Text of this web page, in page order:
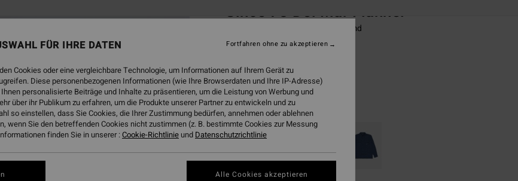
Since 73 Del Mar Flannel
Männer Beige Langärmliges Hemd
(2 Bewertungen)
€ 69,95
FarbeChino
FÜR IHRE DATEN
Cookies oder eine vergleichbare Technologie, um Informationen auf Ihrem Gerät zu
Diese personenbezogenen Informationen (wie Ihre Browserdaten und Ihre IP-Adresse)
personalisierte Beiträge und Inhalte zu präsentieren, um die Leistung von Werbung und
über ihr Publikum zu erfahren, um die Produkte unserer Partner zu entwickeln und zu
so einstellen, dass Sie Cookies, die Ihrer Zustimmung bedürfen, annehmen oder ablehnen
wenn Sie den betreffenden Cookies nicht zustimmen (z. B. bestimmte Cookies zur Messung
finden Sie in unserer :Cookie-Richtlinie und Datenschutzrichtlinie
Fortfahren ohne zu akzeptieren
Alle Cookies akzeptieren